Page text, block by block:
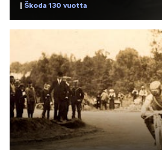
Škoda 130 vuotta